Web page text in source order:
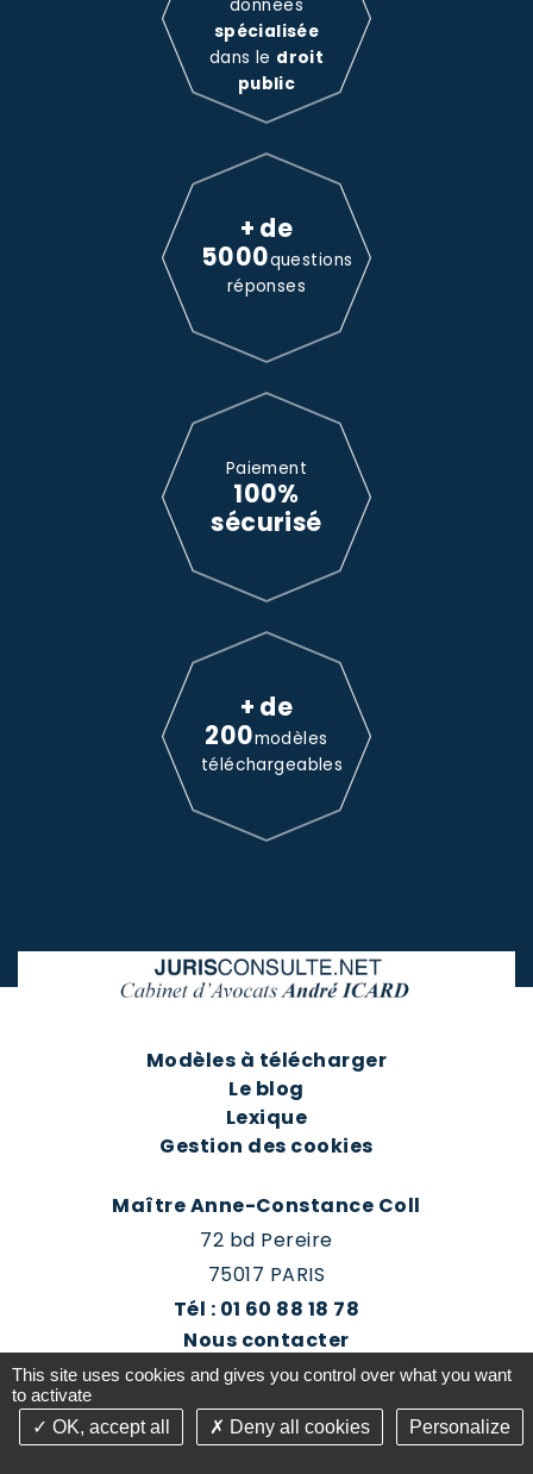
données
spécialisée
dans le droit
public
+ de
5000questions
réponses
Paiement
100%
sécurisé
+ de
200modèles
téléchargeables
Modèles à télécharger
Le blog
Lexique
Gestion des cookies
Maître Anne-Constance Coll
72 bd Pereire
75017 PARIS
Tél : 01 60 88 18 78
Nous contacter
Prendre rendez-vous
This site uses cookies and gives you control over what you want
to activate
OK, accept all
Deny all cookies Personalize